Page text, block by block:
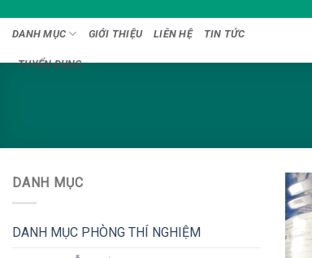
qua
dung
DANH MỤC GIỚI THIỆU LIÊN HỆ TIN TỨC
TUYỂN DỤNG
DANH MỤC
DANH MỤC PHÒNG THÍ NGHIỆM